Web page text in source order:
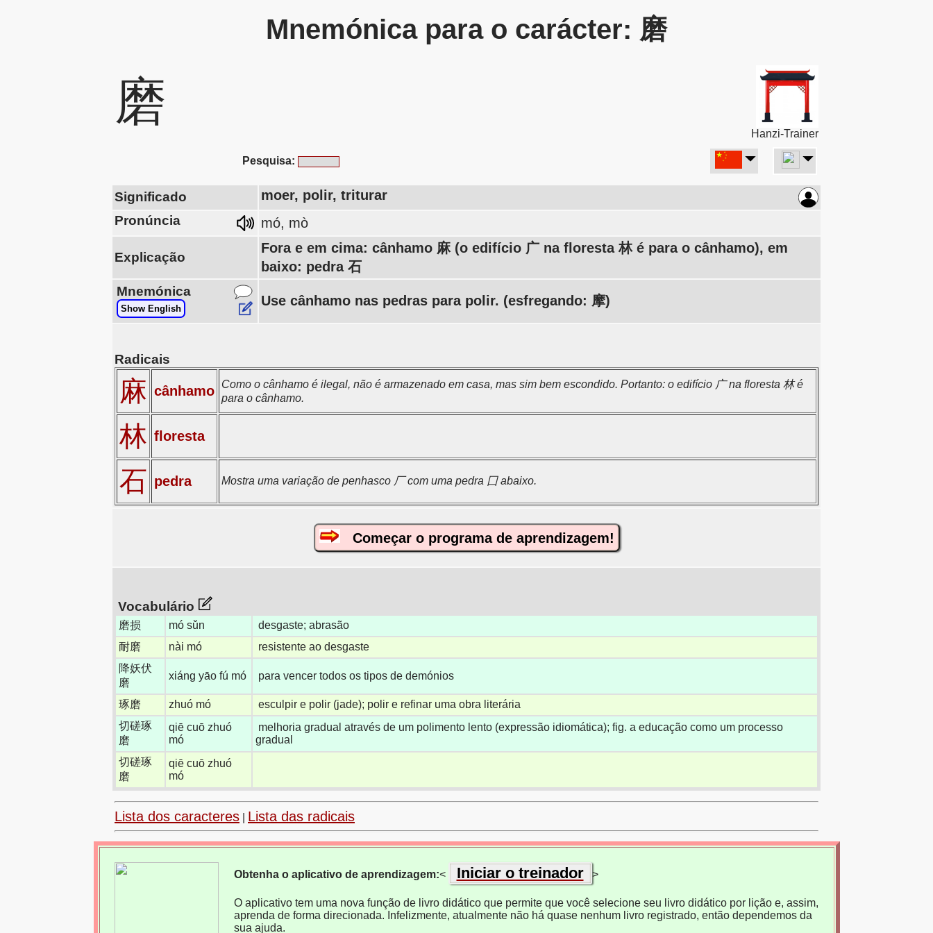
Mnemónica para o carácter: 磨
磨
Hanzi-Trainer
Pesquisa:
Significado moer, polir, triturar
Pronúncia mó, mò
Explicação
Fora e em cima: cânhamo 麻 (o edifício 广 na floresta 林 é para o cânhamo), em
baixo: pedra 石
Mnemónica
Show English
Use cânhamo nas pedras para polir. (esfregando: 摩)
Radicais
麻 cânhamo
Como o cânhamo é ilegal, não é armazenado em casa, mas sim bem escondido. Portanto: o edifício 广 na floresta 林 é
para o cânhamo.
林 floresta
石 pedra Mostra uma variação de penhasco 厂 com uma pedra 囗 abaixo.
Começar o programa de aprendizagem!
Vocabulário
磨损 mó sǔn
desgaste; abrasão
耐磨
nài mó
resistente ao desgaste
降妖伏
磨
xiáng yāo fú mó para vencer todos os tipos de demónios
琢磨 zhuó mó
esculpir e polir (jade); polir e refinar uma obra literária
切磋琢
磨
qiē cuō zhuó
mó
melhoria gradual através de um polimento lento (expressão idiomática); fig. a educação como um processo
gradual
切磋琢
磨
qiē cuō zhuó
mó
Lista dos caracteres Lista das radicais
Obtenha o aplicativo de aprendizagem:< Iniciar o treinador >
O aplicativo tem uma nova função de livro didático que permite que você selecione seu livro didático por lição e, assim,
aprenda de forma direcionada. Infelizmente, atualmente não há quase nenhum livro registrado, então dependemos da
sua ajuda.